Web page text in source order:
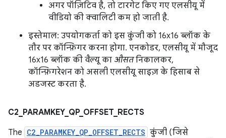
अगर पॉज़िटिव है, तो टारगेट किए गए एलसीयू में
वीडियो की क्वालिटी कम हो जाती है.
इस्तेमाल: उपयोगकर्ता को इस कुंजी को 16x16 ब्लॉक के
तौर पर कॉन्फ़िगर करना होगा. एनकोडर, एलसीयू में मौजूद
16x16 ब्लॉक की वैल्यू का औसतनिकालकर,
कॉन्फ़िगरेशन को असली एलसीयू साइज़ के हिसाब से
अडजस्ट करता है.
C2 PARAMKEY_ QP_ OFFSET RECTS
The C2_PARAMKEY_QP_OFFSET_RECTS कुंजी (जिसे